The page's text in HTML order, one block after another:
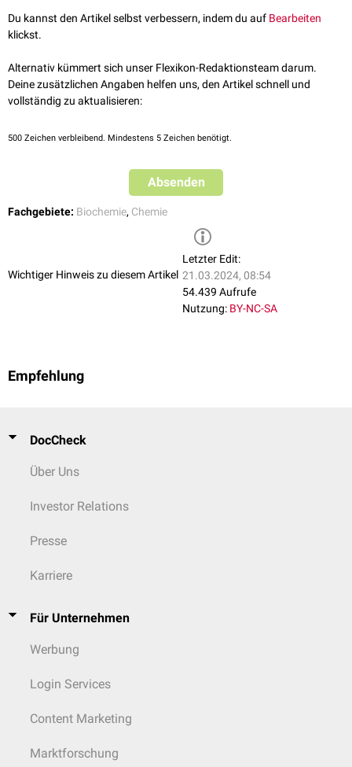
Atom ist das Carboxyl-C-Atom sauerstoffreicher. Die Nachbarschaft der
unterschiedlich gebundenen Sauerstoffatome sorgt dafür, dass diese
Vergleich mit den Aldehyden undKetonengroße Unterschiede im
Reaktionsverhalten gibt.
Einteilung
Capronsäure,Glyoxylsäure)
: Besitzen zwei Carboxylgruppen (z.B.
: Besitzen drei Carboxylgruppen (z.B.
etc.
Wenn im Molekül neben einer Carboxylgruppe noch eine oder mehrere
(OH-Gruppen) vorkommen, spricht man von
Hydroxycarbonsäuren . Beispiele für Hydroxycarbonsäuren sind
Weinsäure. Kommen neben der
Carbonylfunktionenvor ( Ketone oder
Du kannst den Artikel selbst verbessern, indem du auf Bearbeiten
klickst.
Alternativ kümmert sich unser Flexikon-Redaktionsteam darum.
Deine zusätzlichen Angaben helfen uns, den Artikel schnell und
vollständig zu aktualisieren:
500 Zeichen verbleibend. Mindestens 5 Zeichen benötigt.
Absenden
Fachgebiete: Biochemie, Chemie
Wichtiger Hinweis zu diesem Artikel
Letzter Edit:
21.03.2024, 08:54
54.439 Aufrufe
Nutzung: BY-NC-SA
Empfehlung
DocCheck
Über Uns
Investor Relations
Presse
Karriere
Für Unternehmen
Werbung
Login Services
Content Marketing
Marktforschung